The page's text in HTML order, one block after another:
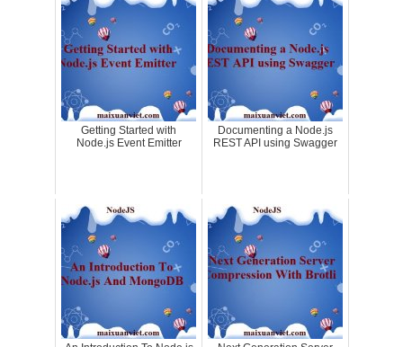
Getting Started with
Node.js Event Emitter
Documenting a Node.js
REST API using Swagger